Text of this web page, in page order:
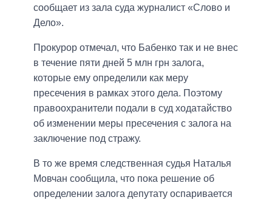
сообщает из зала суда журналист «Слово и
Дело».
Прокурор отмечал, что Бабенко так и не внес
в течение пяти дней 5 млн грн залога,
которые ему определили как меру
пресечения в рамках этого дела. Поэтому
правоохранители подали в суд ходатайство
об изменении меры пресечения с залога на
заключение под стражу.
В то же время следственная судья Наталья
Мовчан сообщила, что пока решение об
определении залога депутату оспаривается